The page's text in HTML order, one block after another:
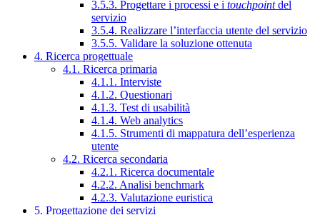
3.5.3. Progettare i processi e i touchpointdel
servizio
3.5.4. Realizzare l’interfaccia utente del servizio
3.5.5. Validare la soluzione ottenuta
4. Ricerca progettuale
4.1. Ricerca primaria
4.1.1. Interviste
4.1.2. Questionari
4.1.3. Test di usabilità
4.1.4. Web analytics
4.1.5. Strumenti di mappatura dell’esperienza
utente
4.2. Ricerca secondaria
4.2.1. Ricerca documentale
4.2.2. Analisi benchmark
4.2.3. Valutazione euristica
5. Progettazione dei servizi